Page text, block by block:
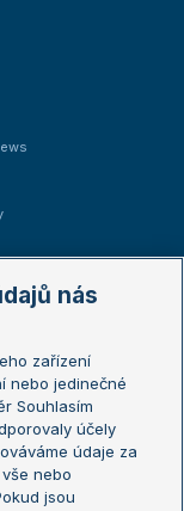
nás
zařízení
nebo jedinečné
Souhlasím
účely
údaje za
nebo
jsou